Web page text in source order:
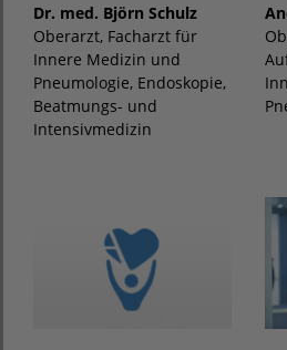
Dr. med. Björn Schulz
Oberarzt, Facharzt für
Innere Medizin und
Pneumologie, Endoskopie,
Beatmungs- und
Intensivmedizin